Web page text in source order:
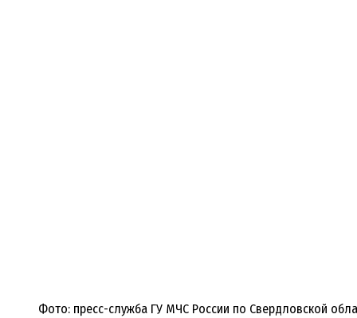
Фото: пресс-служба ГУ МЧС России по Свердловской